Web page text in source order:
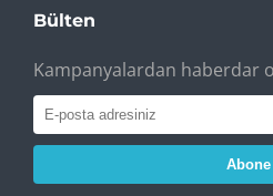
Bülten
Kampanyalardan haberdar
Abone